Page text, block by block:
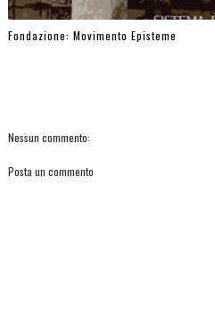
Fondazione: Movimento Episteme
Nessun commento:
Posta un commento